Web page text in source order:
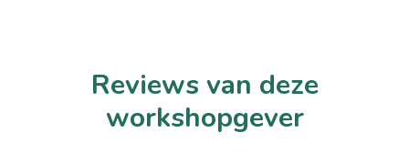
Reviews van deze
workshopgever